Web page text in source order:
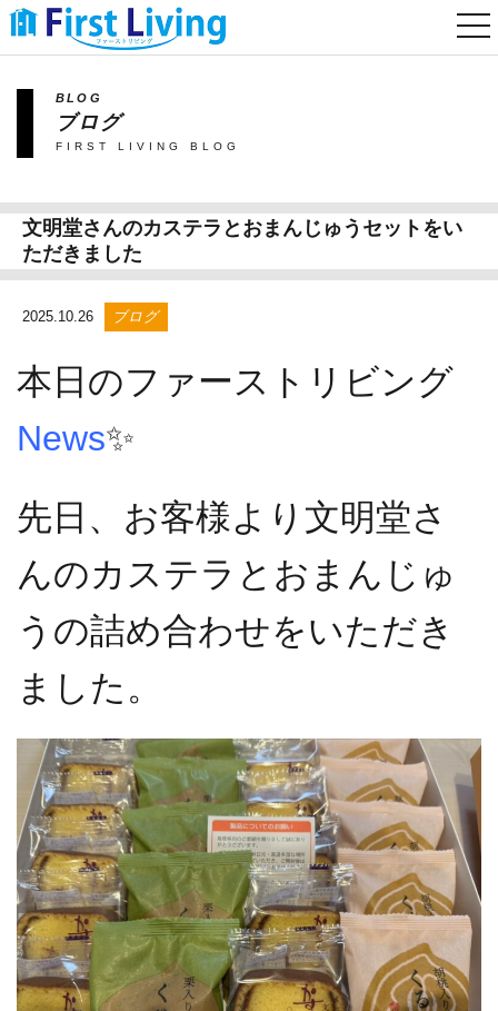
BLOG
ブログ
FIRST LIVING BLOG
文明堂さんのカステラとおまんじゅうセットをい
ただきました
2025.10.26 ブログ
本日のファーストリビング
News✨
先日、お客様より 文明堂さ
んのカステラとおまんじゅ
うの詰め合わせをいただき
ました。